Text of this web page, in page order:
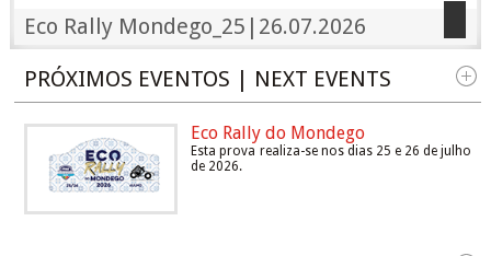
Eco Rally Mondego_25|26.07.2026
PRÓXIMOS EVENTOS | NEXT EVENTS
Eco Rally do Mondego
Esta prova realiza-se nos dias 25 e 26 de julho
de 2026.